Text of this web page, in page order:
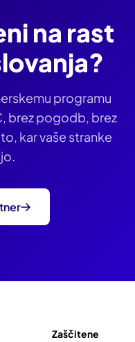
na rast
programu
, brez pogodb, brez
kar vaše stranke
Zaščitene